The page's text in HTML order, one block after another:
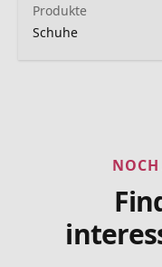
Produkte
Schuhe
NOCH